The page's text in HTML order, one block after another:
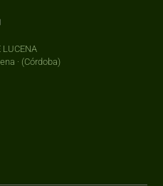
LUCENA
· (Córdoba)